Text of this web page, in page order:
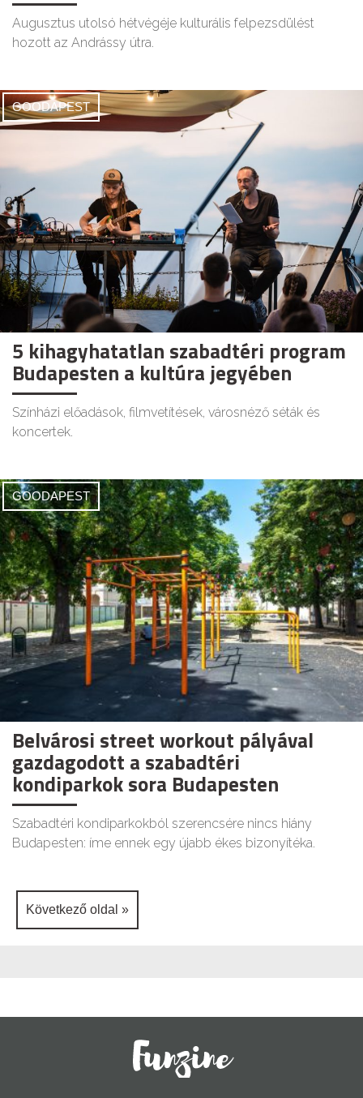
Augusztus utolsó hétvégéje kulturális felpezsdülést
hozott az Andrássy útra.
GOODAPEST
5 kihagyhatatlan szabadtéri program
Budapesten a kultúra jegyében
Színházi előadások, filmvetítések, városnéző séták és
koncertek.
GOODAPEST
Belvárosi street workout pályával
gazdagodott a szabadtéri
kondiparkok sora Budapesten
Szabadtéri kondiparkokból szerencsére nincs hiány
Budapesten: íme ennek egy újabb ékes bizonyítéka.
Következő oldal »